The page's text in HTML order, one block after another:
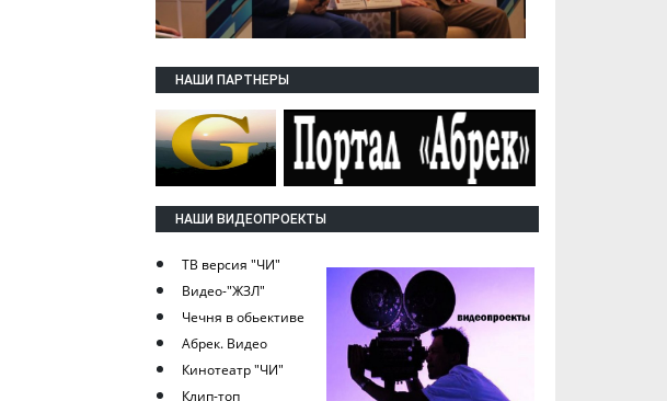
НАШИ ПАРТНЕРЫ
НАШИ ВИДЕОПРОЕКТЫ
ТВ версия "ЧИ"
Видео-"ЖЗЛ"
Чечня в обьективе
Абрек. Видео
Кинотеатр "ЧИ"
Клип-топ